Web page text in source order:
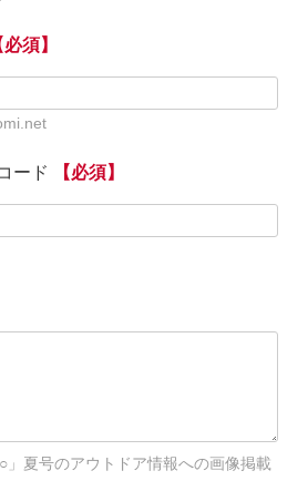
必須】
ード 【必須】
」夏号のアウトドア情報への画像掲載